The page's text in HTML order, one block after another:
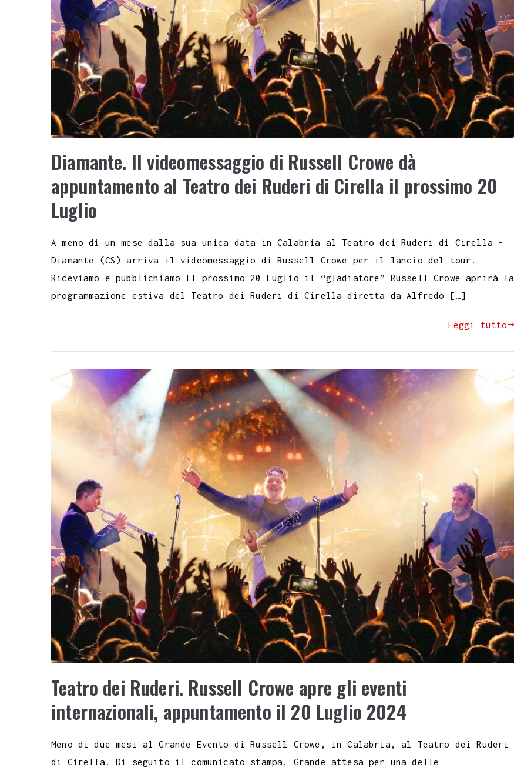
Diamante. Il videomessaggio di Russell Crowe dà
appuntamento al Teatro dei Ruderi di Cirella il prossimo 20
Luglio
A meno di un mese dalla sua unica data in Calabria al Teatro dei Ruderi di Cirella –
Diamante (CS) arriva il videomessaggio di Russell Crowe per il lancio del tour.
Riceviamo e pubblichiamo Il prossimo 20 Luglio il “gladiatore” Russell Crowe aprirà la
programmazione estiva del Teatro dei Ruderi di Cirella diretta da Alfredo […]
Leggi tutto
Teatro dei Ruderi. Russell Crowe apre gli eventi
internazionali, appuntamento il 20 Luglio 2024
Meno di due mesi al Grande Evento di Russell Crowe, in Calabria, al Teatro dei Ruderi
di Cirella. Di seguito il comunicato stampa. Grande attesa per una delle